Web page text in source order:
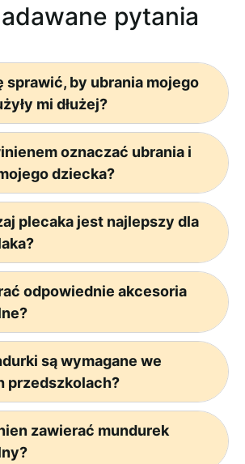
pytania
sprawić, by ubrania mojego
mi dłużej?
oznaczać ubrania i
dziecka?
plecaka jest najlepszy dla
odpowiednie akcesoria
są wymagane we
przedszkolach?
zawierać mundurek